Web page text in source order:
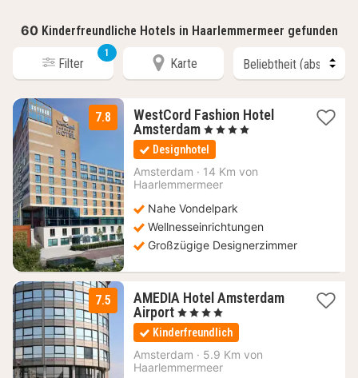
60 Kinderfreundliche Hotels in Haarlemmermeer gefunden
Filter
1
Karte
7.8
WestCord Fashion Hotel
Amsterdam 1
Nacht
ab
122,85
€
, 4 Sterne
Designhotel
Amsterdam · 14 Km von
Haarlemmermeer
Nahe Vondelpark
Wellnesseinrichtungen
Großzügige Designerzimmer
7.5
AMEDIA Hotel Amsterdam
Airport 1
Nacht
ab
72,14
€
, 4 Sterne
Kinderfreundlich
Amsterdam · 5.9 Km von
Haarlemmermeer